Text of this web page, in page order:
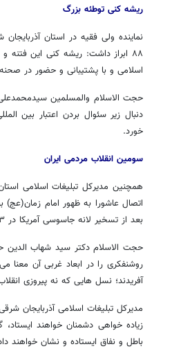
ریشه کنی توطئه بزرگ
نماینده ولی فقیه در استان
اسلامی و با پشتیبانی و حضور در
دنبال زیر سئوال بردن اعتبار بین
خورد.
سومین انقلاب مردمی ایران
همچنین مدیرکل تبلیغات اسلامی
بعد از تسخیر لانه جاسوسی آمریکا در ۱۳ آبان، ۹ دی ۸۸ را می‌ توان به عنوان سومین انقلاب مردمی ایران عنوان کرد.
آفریدند؛ نسل ‌هایی که نه پیروزی
مدیرکل تبلیغات اسلامی آذربایجان
باطل و نفاق ایستاده و نشان خواهند